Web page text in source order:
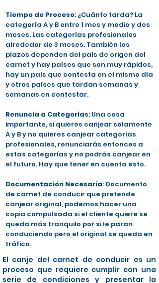
Tiempo de Proceso: ¿Cuánto tarda? La
categoría A y B entre 1 mes y medio y dos
meses. Las categorías profesionales
alrededor de 3 meses. También los
plazos dependen del país de origen del
carnet y hay países que son muy rápidos,
hay un país que contesta en el mismo día
y otros países que tardan semanas y
semanas en contestar.
Renuncia a Categorías: Una cosa
importante, si quieres canjear solamente
A y B y no quieres canjear categorías
profesionales, renunciarás entonces a
estas categorías y no podrás canjear en
el futuro. Hay que tener en cuenta esto.
Documentación Necesaria: Documento
de carnet de conducir que pretende
canjear original, podemos hacer una
copia compulsada si el cliente quiere se
queda más tranquilo por si le paran
conduciendo pero el original se queda en
tráfico.
El canje del carnet de conducir es un
proceso que requiere cumplir con una
serie de condiciones y presentar la